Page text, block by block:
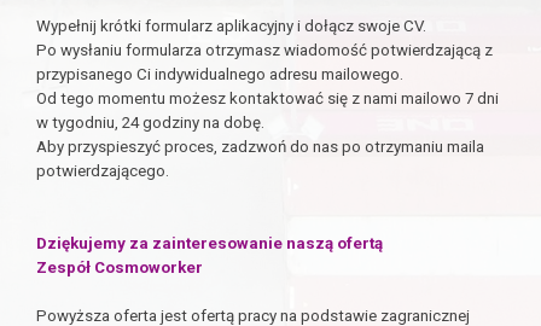
Wypełnij krótki formularz aplikacyjny i dołącz swoje CV.
Po wysłaniu formularza otrzymasz wiadomość potwierdzającą z
przypisanego Ci indywidualnego adresu mailowego.
Od tego momentu możesz kontaktować się z nami mailowo 7 dni
w tygodniu, 24 godziny na dobę.
Aby przyspieszyć proces, zadzwoń do nas po otrzymaniu maila
potwierdzającego.
Dziękujemy za zainteresowanie naszą ofertą
Zespół Cosmoworker
Powyższa oferta jest ofertą pracy na podstawie zagranicznej